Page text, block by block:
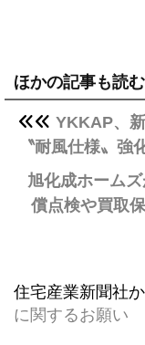
ほかの記事も読む
YKKAP、
〝耐風仕様〟強
旭化成ホーム
償点検や買取
住宅産業新聞社
に関するお願い